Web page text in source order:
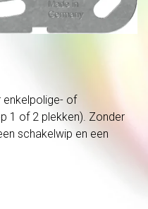
enkelpolige- of
1 of 2 plekken). Zonder
schakelwip en een